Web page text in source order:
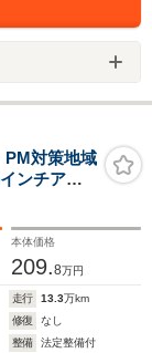
対策地域
ンチアル
コン ベ
全塗装済
本体価格
209.8万円
走行 13.3万km
修復
なし
整備
法定整備付